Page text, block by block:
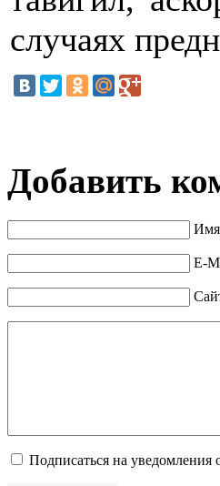
случаях
Добавить
Имя
E-
Подписаться на уведомления